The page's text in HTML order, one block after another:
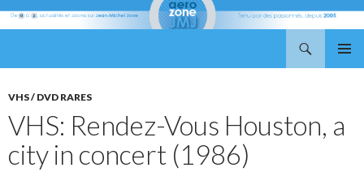
CONTENU
VHS / DVD RARES
VHS: Rendez-Vous Houston, a
city in concert (1986)